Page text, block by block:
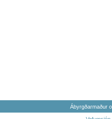
Ábyrgðarmaður